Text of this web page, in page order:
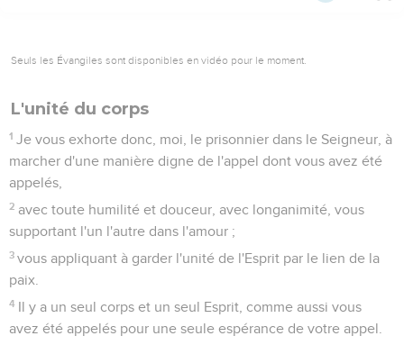
Seuls les Évangiles sont disponibles en vidéo pour le moment.
L'unité du corps
1 Je vous exhorte donc, moi, le prisonnier dans le Seigneur, à
marcher d'une manière digne de l'appel dont vous avez été
appelés,
2 avec toute humilité et douceur, avec longanimité, vous
supportant l'un l'autre dans l'amour ;
3 vous appliquant à garder l'unité de l'Esprit par le lien de la
paix.
4 Il y a un seul corps et un seul Esprit, comme aussi vous
avez été appelés pour une seule espérance de votre appel.